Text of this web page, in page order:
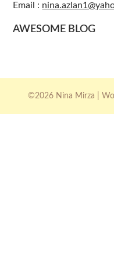
Email :
AWESOME BLOG
©2026 Nina Mirza |